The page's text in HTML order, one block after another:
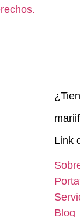
Link
Blog